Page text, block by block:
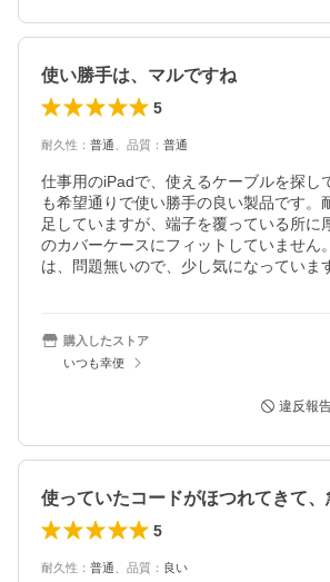
使い勝手は、マルですね
5
耐久性 ： 普通 品質 ： 普通
仕事用のiPadで、使えるケーブルを探し
も希望通りで使い勝手の良い製品です。
足していますが、端子を覆っている所に
のカバーケースにフィットしていません
は、問題無いので、少し気になっていま
購入したストア
いつも幸便
違反報
5
耐久性 ： 普通 品質 ： 良い